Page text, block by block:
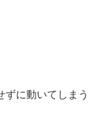
に動いてしまう